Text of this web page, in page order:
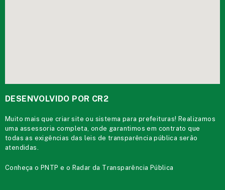
DESENVOLVIDO POR CR2
Muito mais quecriar site ou sistema para prefeituras! Realizamos
uma assessoria completa, onde garantimos em contrato que
todas as exigências das leis de transparência pública serão
atendidas.
Conheça oPNTP e o Radar da Transparência Pública